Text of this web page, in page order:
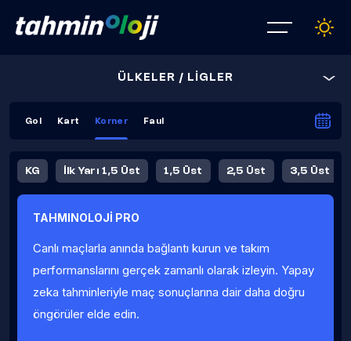
ÜLKELER / LİGLER
Gol Kart Korner Faul
KG İlk Yarı 1,5 Üst 1,5 Üst 2,5 Üst 3,5 Üst
Fauller Ortalama
TAHMINOLOJİ PRO
Canlı maçlarla anında bağlantı kurun ve takım
performanslarını gerçek zamanlı olarak izleyin. Yapay
zeka tahminleriyle maç sonuçlarına dair daha doğru
öngörüler elde edin.